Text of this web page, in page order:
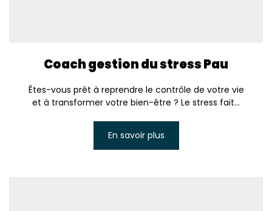
Coach gestion du stress Pau
Êtes-vous prêt à reprendre le contrôle de votre vie
et à transformer votre bien-être ? Le stress fait...
En savoir plus